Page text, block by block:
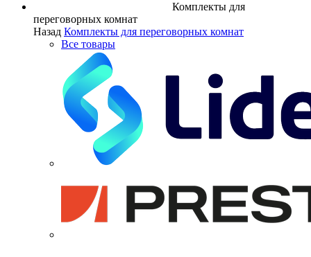
Комплекты для
переговорных комнат
Назад Комплекты для переговорных комнат
Все товары